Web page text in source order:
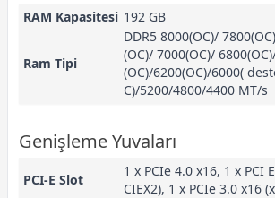
RAM Kapasitesi 192 GB
Ram Tipi
DDR5 8000(OC)/
(OC)/ 7000(OC)/
(OC)/6200(OC)/6000(
C)/5200/4800/4400 MT/s
Genişleme Yuvaları
PCI-E Slot
1 x PCIe 4.0 x16, 1 x PCI
CIEX2), 1 x PCIe 3.0 x16